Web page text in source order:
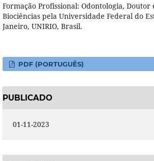
Formação Profissional: Odontologia, Doutor
Biociências pela Universidade Federal do
Janeiro, UNIRIO, Brasil.
PDF (PORTUGUÊS)
PUBLICADO
01-11-2023